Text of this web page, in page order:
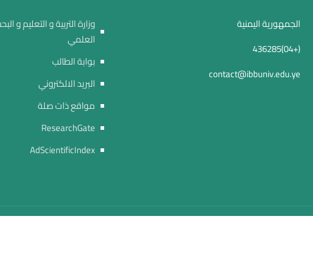
الجمهورية اليمنية
(+04)436285
contact@ibbuniv.edu.ye
وزارة التربية و التعليم و
العلمي
بوابة الطالب
البريد الالكتروني
مواقع ذات صلة
ResearchGate
AdScientificIndex